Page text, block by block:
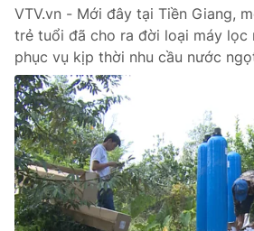
Hậu trường
Nhân vật
Khán giả
Giải sao mai
Giải trí
Điện ảnh
Âm nhạc
Sao
Đời sống
Du lịch
Làm đẹp
Chất lượng cuộc sống
Giáo dục
Tuyển sinh
Học trực tuyến
Công nghệ
Hitech Công nghệ tương lai
Giao lưu trực tuyến
VTV.vn - Mới đây tại Tiền Giang,
trẻ tuổi đã cho ra đời loại máy lọc
phục vụ kịp thời nhu cầu nước